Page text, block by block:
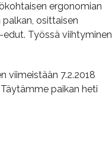
ergonomian
osittaisen
Työssä viihtyminen
viimeistään 7.2.2018
Täytämme paikan heti